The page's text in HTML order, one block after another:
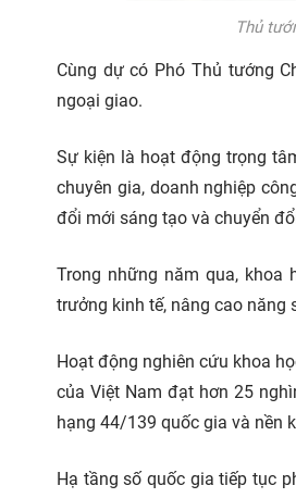
Thủ
Cùng dự có Phó Thủ tướng
ngoại giao.
Sự kiện là hoạt động trọng
chuyên gia, doanh nghiệp
đổi mới sáng tạo và chuyển
Trong những năm qua,
trưởng kinh tế, nâng cao năng
Hoạt động nghiên cứu khoa
của Việt Nam đạt hơn 25
hạng 44/139 quốc gia và nền
Hạ tầng số quốc gia tiếp tục